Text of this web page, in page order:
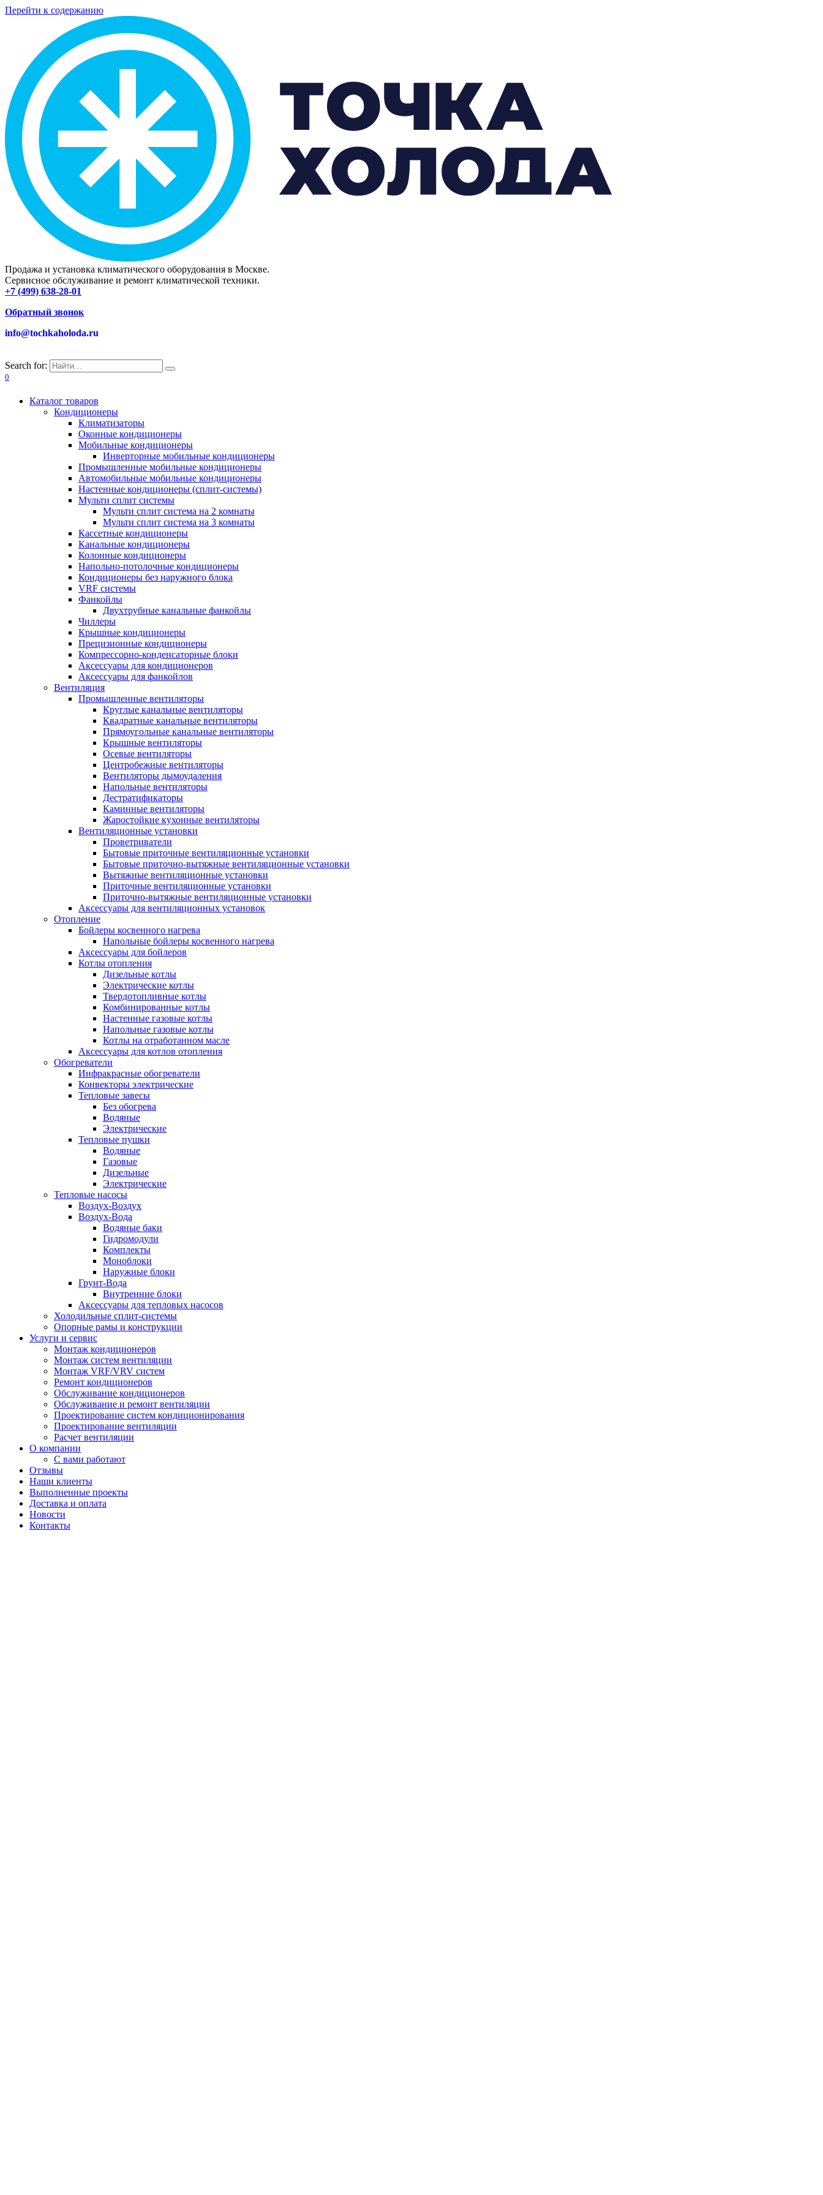
Перейти к содержанию
Продажа и установка климатического оборудования в Москве.
Сервисное обслуживание и ремонт климатической техники.
+7 (499) 638-28-01
Обратный звонок
info@tochkaholoda.ru
Search for:
0
Каталог товаров
Кондиционеры
Климатизаторы
Оконные кондиционеры
Мобильные кондиционеры
Инверторные мобильные кондиционеры
Промышленные мобильные кондиционеры
Автомобильные мобильные кондиционеры
Настенные кондиционеры (сплит-системы)
Мульти сплит системы
Мульти сплит система на 2 комнаты
Мульти сплит система на 3 комнаты
Кассетные кондиционеры
Канальные кондиционеры
Колонные кондиционеры
Напольно-потолочные кондиционеры
Кондиционеры без наружного блока
VRF системы
Фанкойлы
Двухтрубные канальные фанкойлы
Чиллеры
Крышные кондиционеры
Прецизионные кондиционеры
Компрессорно-конденсаторные блоки
Аксессуары для кондиционеров
Аксессуары для фанкойлов
Вентиляция
Промышленные вентиляторы
Круглые канальные вентиляторы
Квадратные канальные вентиляторы
Прямоугольные канальные вентиляторы
Крышные вентиляторы
Осевые вентиляторы
Центробежные вентиляторы
Вентиляторы дымоудаления
Напольные вентиляторы
Дестратификаторы
Каминные вентиляторы
Жаростойкие кухонные вентиляторы
Вентиляционные установки
Проветриватели
Бытовые приточные вентиляционные установки
Бытовые приточно-вытяжные вентиляционные установки
Вытяжные вентиляционные установки
Приточные вентиляционные установки
Приточно-вытяжные вентиляционные установки
Аксессуары для вентиляционных установок
Отопление
Бойлеры косвенного нагрева
Напольные бойлеры косвенного нагрева
Аксессуары для бойлеров
Котлы отопления
Дизельные котлы
Электрические котлы
Твердотопливные котлы
Комбинированные котлы
Настенные газовые котлы
Напольные газовые котлы
Котлы на отработанном масле
Аксессуары для котлов отопления
Обогреватели
Инфракрасные обогреватели
Конвекторы электрические
Тепловые завесы
Без обогрева
Водяные
Электрические
Тепловые пушки
Водяные
Газовые
Дизельные
Электрические
Тепловые насосы
Воздух-Воздух
Воздух-Вода
Водяные баки
Гидромодули
Комплекты
Моноблоки
Наружные блоки
Грунт-Вода
Внутренние блоки
Аксессуары для тепловых насосов
Холодильные сплит-системы
Опорные рамы и конструкции
Услуги и сервис
Монтаж кондиционеров
Монтаж систем вентиляции
Монтаж VRF/VRV систем
Ремонт кондиционеров
Обслуживание кондиционеров
Обслуживание и ремонт вентиляции
Проектирование систем кондиционирования
Проектирование вентиляции
Расчет вентиляции
О компании
С вами работают
Отзывы
Наши клиенты
Выполненные проекты
Доставка и оплата
Новости
Контакты